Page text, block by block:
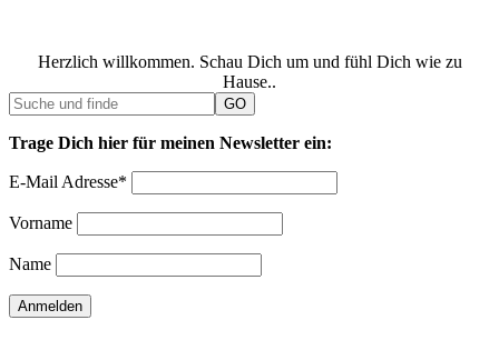
Herzlich willkommen. Schau Dich um und fühl Dich wie zu
Hause..
Trage Dich hier für meinen Newsletter ein:
E-Mail Adresse*
Vorname
Name